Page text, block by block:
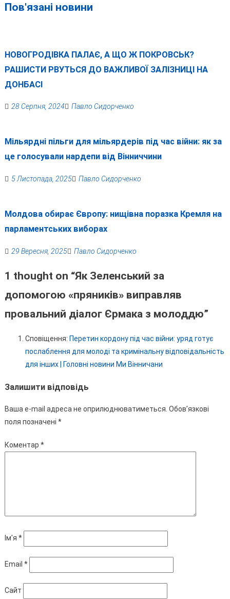
Пов'язані новини
НОВОГРОДІВКА ПАЛАЄ, А ЩО Ж ПОКРОВСЬК?
РАШИСТИ РВУТЬСЯ ДО ВАЖЛИВОЇ ЗАЛІЗНИЦІ НА
ДОНБАСІ
28 Серпня, 2024 Павло Сидорченко
Мільярдні пільги для мільярдерів під час війни: як за
це голосували нардепи від Вінниччини
5 Листопада, 2025 Павло Сидорченко
Молдова обирає Європу: нищівна поразка Кремля на
парламентських виборах
29 Вересня, 2025 Павло Сидорченко
1 thought on “Як Зеленський за
допомогою «пряників» виправляв
провальний діалог Єрмака з молоддю”
Сповіщення: Перетин кордону під час війни: уряд готує
послаблення для молоді та кримінальну відповідальність
для інших | Головні новини Ми Вінничани
Залишити відповідь
Ваша e-mail адреса не оприлюднюватиметься. Обов’язкові
поля позначені *
Коментар *
Ім'я *
Email *
Сайт